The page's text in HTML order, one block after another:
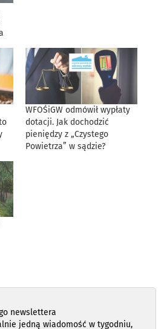
WFOŚiGW odmówił wypłaty
dotacji. Jak dochodzić
pieniędzy z „Czystego
Powietrza” w sądzie?
newslettera
jedną wiadomość w tygodniu,